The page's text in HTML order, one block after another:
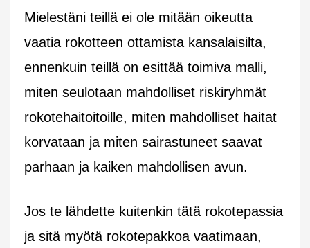
Mielestäni teillä ei ole mitään oikeutta
vaatia rokotteen ottamista kansalaisilta,
ennenkuin teillä on esittää toimiva malli,
miten seulotaan mahdolliset riskiryhmät
rokotehaitoitoille, miten mahdolliset haitat
korvataan ja miten sairastuneet saavat
parhaan ja kaiken mahdollisen avun.
Jos te lähdette kuitenkin tätä rokotepassia
ja sitä myötä rokotepakkoa vaatimaan,